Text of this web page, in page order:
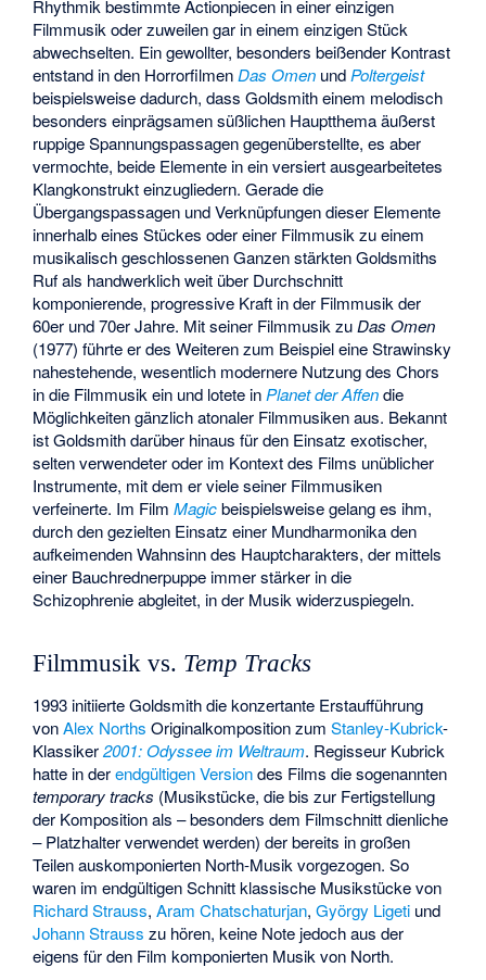
Rhythmik bestimmte Actionpiecen in einer einzigen
Filmmusik oder zuweilen gar in einem einzigen Stück
abwechselten. Ein gewollter, besonders beißender Kontrast
entstand in den HorrorfilmenDas Omen undPoltergeist
beispielsweise dadurch, dass Goldsmith einem melodisch
besonders einprägsamen süßlichen Hauptthema äußerst
ruppige Spannungspassagen gegenüberstellte, es aber
vermochte, beide Elemente in ein versiert ausgearbeitetes
Klangkonstrukt einzugliedern. Gerade die
Übergangspassagen und Verknüpfungen dieser Elemente
innerhalb eines Stückes oder einer Filmmusik zu einem
musikalisch geschlossenen Ganzen stärkten Goldsmiths
Ruf als handwerklich weit über Durchschnitt
komponierende, progressive Kraft in der Filmmusik der
60er und 70er Jahre. Mit seiner Filmmusik zuDas Omen
(1977) führte er des Weiteren zum Beispiel eine Strawinsky
nahestehende, wesentlich modernere Nutzung des Chors
in die Filmmusik ein und lotete inPlanet der Affendie
Möglichkeiten gänzlich atonaler Filmmusiken aus. Bekannt
ist Goldsmith darüber hinaus für den Einsatz exotischer,
selten verwendeter oder im Kontext des Films unüblicher
Instrumente, mit dem er viele seiner Filmmusiken
verfeinerte. Im FilmMagicbeispielsweise gelang es ihm,
durch den gezielten Einsatz einer Mundharmonika den
aufkeimenden Wahnsinn des Hauptcharakters, der mittels
einer Bauchrednerpuppe immer stärker in die
Schizophrenie abgleitet, in der Musik widerzuspiegeln.
Filmmusik vs. Temp Tracks
1993 initiierte Goldsmith die konzertante Erstaufführung
vonAlex Norths Originalkomposition zumStanley-Kubrick-
Klassiker2001: Odyssee im Weltraum. Regisseur Kubrick
hatte in derendgültigen Versiondes Films die sogenannten
temporary tracks (Musikstücke, die bis zur Fertigstellung
der Komposition als – besonders dem Filmschnitt dienliche
– Platzhalter verwendet werden) der bereits in großen
Teilen auskomponierten North-Musik vorgezogen. So
waren im endgültigen Schnitt klassische Musikstücke von
Richard Strauss,Aram Chatschaturjan,György Ligeti und
Johann Strauss zu hören, keine Note jedoch aus der
eigens für den Film komponierten Musik von North.